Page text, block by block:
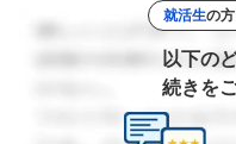
就活生の
以下の
続きを